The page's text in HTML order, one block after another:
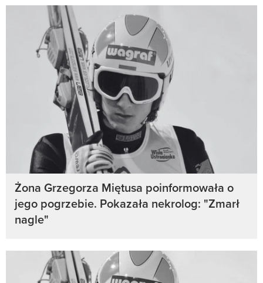
Żona Grzegorza Miętusa poinformowała o
jego pogrzebie. Pokazała nekrolog: "Zmarł
nagle"